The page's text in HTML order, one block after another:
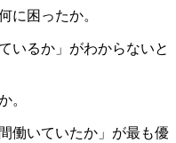
に困ったか。
いるか」がわからないと
。
働いていたか」が最も優